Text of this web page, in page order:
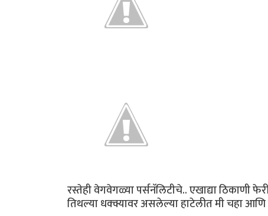
रस्तेही वेगवेगळ्या पर्सनॅलिटीचे.. एखाद्या ठिकाणी
तिथल्या धक्क्यावर असलेल्या हाटेलीत मी चहा